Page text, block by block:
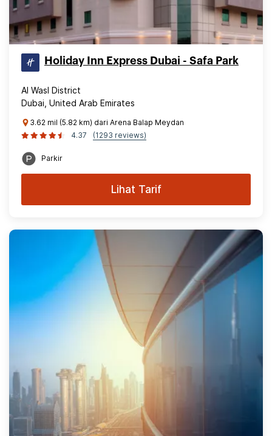
Holiday Inn Express Dubai - Safa Park
Al Wasl District
Dubai, United Arab Emirates
3.62 mil (5.82 km) dari Arena Balap Meydan
4.37
(1293 reviews)
Parkir
Lihat Tarif